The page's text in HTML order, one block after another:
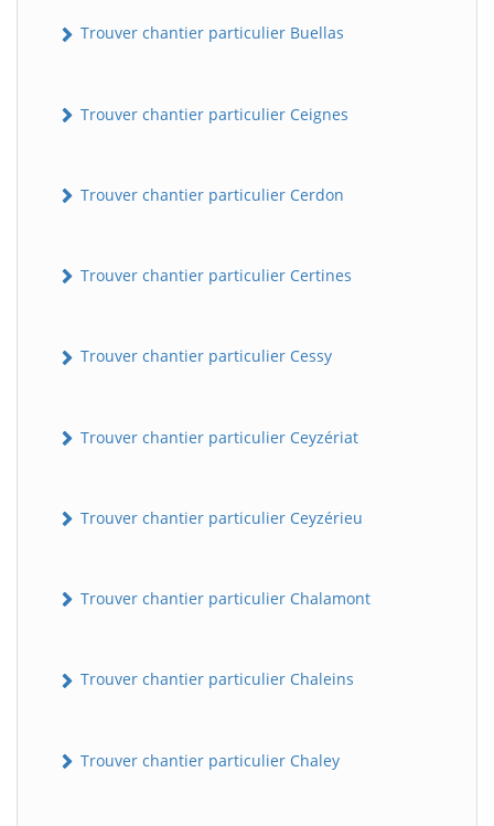
Trouver chantier particulier Buellas
Trouver chantier particulier Ceignes
Trouver chantier particulier Cerdon
Trouver chantier particulier Certines
Trouver chantier particulier Cessy
Trouver chantier particulier Ceyzériat
Trouver chantier particulier Ceyzérieu
Trouver chantier particulier Chalamont
Trouver chantier particulier Chaleins
Trouver chantier particulier Chaley